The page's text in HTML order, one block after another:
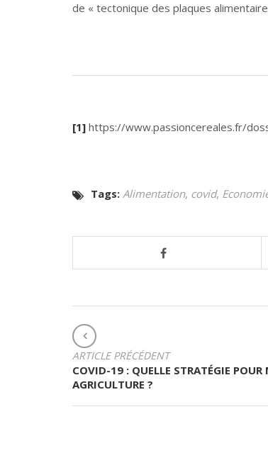
de « tectonique des plaques
[1] https://www.passioncereales.fr/
Tags: Alimentation, covid,
N
A
V
ARTICLE PRÉCÉDENT
COVID-19 : QUELLE STRATÉGIE POUR
AGRICULTURE ?